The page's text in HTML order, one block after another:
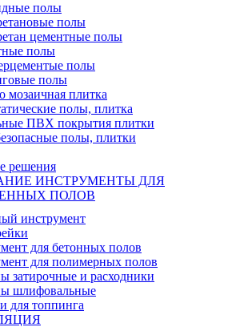
полы
полы
цементные полы
полы
полы
полы
мозаичная плитка
полы, плитка
ПВХ покрытия плитки
полы, плитки
решения
ИНСТРУМЕНТЫ ДЛЯ
ПОЛОВ
инструмент
для бетонных полов
для полимерных полов
затирочные и расходники
шлифовальные
для топпинга